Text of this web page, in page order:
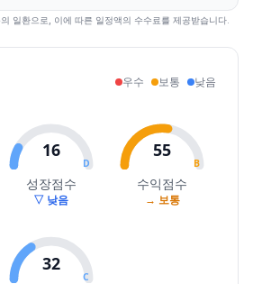
30650-8.23176703
729821
3565037750-6.91
566533
36000 38650 2.38
437941
3645037300-3.49
274395
35750 147150
일환으로, 이에 따른 일정액의 수수료를 제공받습니다.
우수 보통 낮음
16
D
성장점수
▽ 낮음
55
B
수익점수
→ 보통
32
C